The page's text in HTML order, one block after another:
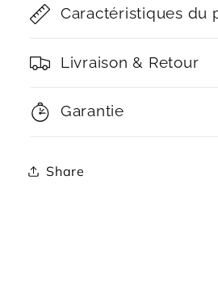
Caractéristiques du
Livraison & Retour
Garantie
Share